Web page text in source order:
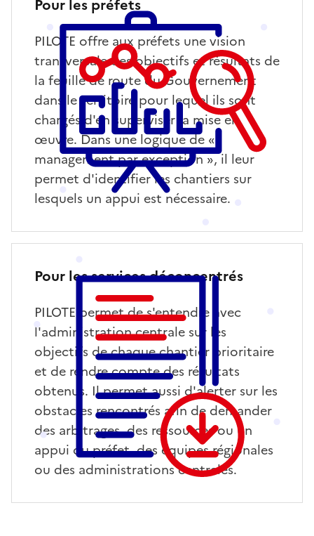
Pour les préfets
PILOTE offre aux préfets une vision
transversale des objectifs et résultats de
la feuille de route du Gouvernement
dans le territoire pour lequel ils sont
chargés d'en superviser la mise en
œuvre. Dans une logique de «
management par exception », il leur
permet d'identifier les chantiers sur
lesquels un appui est nécessaire.
Pour les services déconcentrés
PILOTE permet de s'entendre avec
l'administration centrale sur les
objectifs de chaque chantier prioritaire
et de rendre compte des résultats
obtenus. Il permet aussi d'alerter sur les
obstacles rencontrés afin de demander
des arbitrages, des ressources ou un
appui du préfet, des équipes régionales
ou des administrations centrales.